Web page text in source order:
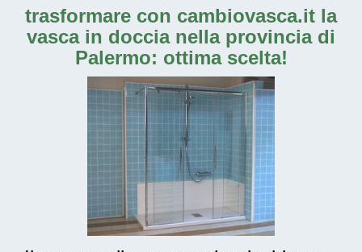
trasformare con cambiovasca.it la
vasca in doccia nella provincia di
Palermo: ottima scelta!